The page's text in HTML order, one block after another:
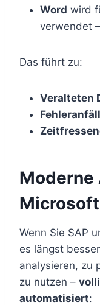
Word wird
verwendet
Das führt zu:
Veralteten
Moderne
Wenn Sie SAP
es längst
analysieren, zu
zu nutzen –
automatisiert: